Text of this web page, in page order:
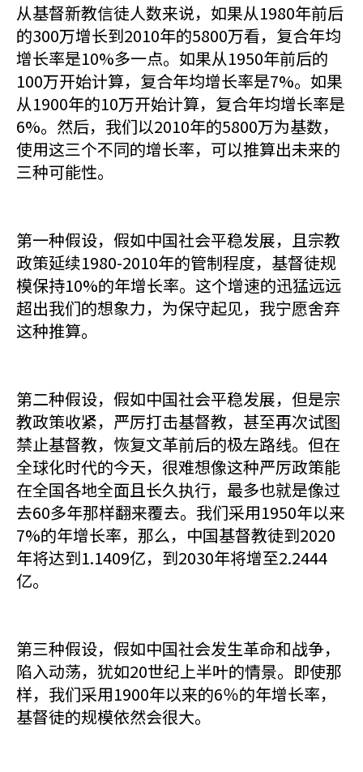
从基督新教信徒人数来说，如果从1980年前后
的300万增长到2010年的5800万看，复合年均
增长率是10%多一点。如果从1950年前后的
100万开始计算，复合年均增长率是7%。如果
从1900年的10万开始计算，复合年均增长率是
6%。然后，我们以2010年的5800万为基数，
使用这三个不同的增长率，可以推算出未来的
三种可能性。
第一种假设，假如中国社会平稳发展，且宗教
政策延续1980-2010年的管制程度，基督徒规
模保持10%的年增长率。这个增速的迅猛远远
超出我们的想象力，为保守起见，我宁愿舍弃
这种推算。
第二种假设，假如中国社会平稳发展，但是宗
教政策收紧，严厉打击基督教，甚至再次试图
禁止基督教，恢复文革前后的极左路线。但在
全球化时代的今天，很难想像这种严厉政策能
在全国各地全面且长久执行，最多也就是像过
去60多年那样翻来覆去。我们采用1950年以来
7%的年增长率，那么，中国基督教徒到2020
年将达到1.1409亿，到2030年将增至2.2444
亿。
第三种假设，假如中国社会发生革命和战争，
陷入动荡，犹如20世纪上半叶的情景。即使那
样，我们采用1900年以来的6％的年增长率，
基督徒的规模依然会很大。